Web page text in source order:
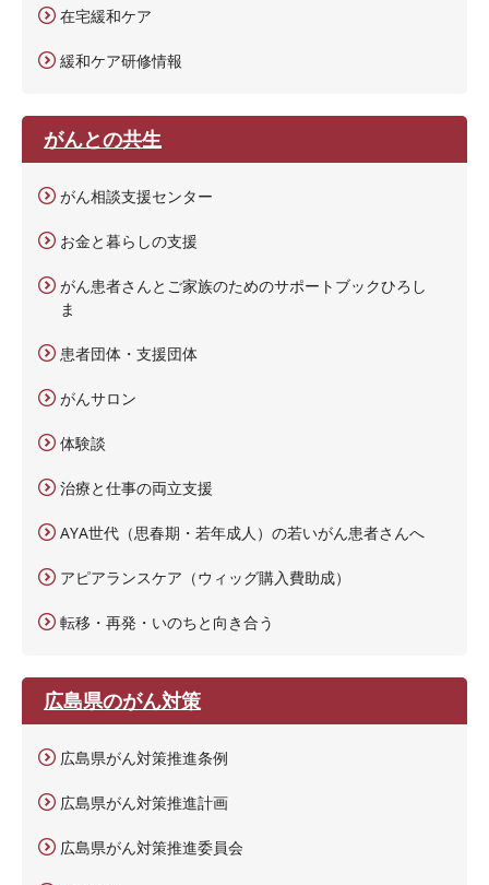
在宅緩和ケア
緩和ケア研修情報
がんとの共生
がん相談支援センター
お金と暮らしの支援
がん患者さんとご家族のためのサポートブックひろし
ま
患者団体・支援団体
がんサロン
体験談
治療と仕事の両立支援
AYA世代（思春期・若年成人）の若いがん患者さんへ
アピアランスケア（ウィッグ購入費助成）
転移・再発・いのちと向き合う
広島県のがん対策
広島県がん対策推進条例
広島県がん対策推進計画
広島県がん対策推進委員会